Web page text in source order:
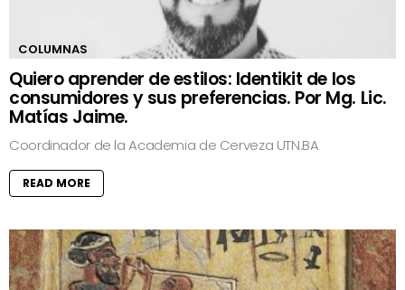
COLUMNAS
Quiero aprender de estilos: Identikit de los
consumidores y sus preferencias. Por Mg. Lic.
Matías Jaime.
Coordinador de la Academia de Cerveza UTN.BA
READ MORE